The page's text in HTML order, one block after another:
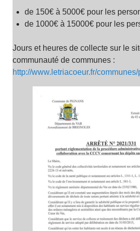
de 150€ à 5000€ pour les
de 1000€ à 15000€ pour les
Jours et heures de collecte sur le
communauté de communes :
http://www.letriacoeur.fr/